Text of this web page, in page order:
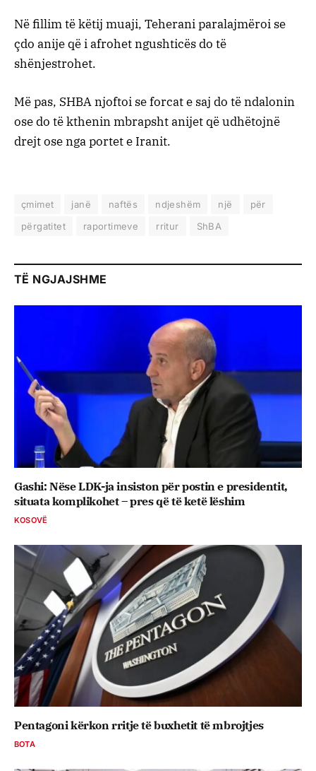
Në fillim të këtij muaji, Teherani paralajmëroi se
çdo anije që i afrohet ngushticës do të
shënjestrohet.
Më pas, SHBA njoftoi se forcat e saj do të ndalonin
ose do të kthenin mbrapsht anijet që udhëtojnë
drejt ose nga portet e Iranit.
çmimet janë naftës ndjeshëm një
për
përgatitet
raportimeve rritur ShBA
TË NGJAJSHME
Gashi: Nëse LDK-ja insiston për postin e presidentit,
situata komplikohet – pres që të ketë lëshim
KOSOVË
Pentagoni kërkon rritje të buxhetit të mbrojtjes
BOTA